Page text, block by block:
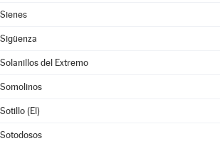
Sienes
Sigüenza
Solanillos del Extremo
Somolinos
Sotillo (El)
Sotodosos